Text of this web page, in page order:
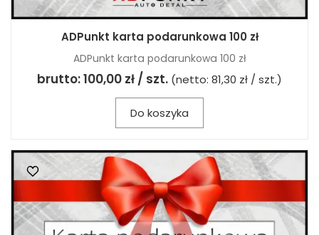
ADPunkt karta podarunkowa 100 zł
ADPunkt karta podarunkowa 100 zł
brutto:100,00 zł / szt. (netto: 81,30 zł / szt.)
Do koszyka